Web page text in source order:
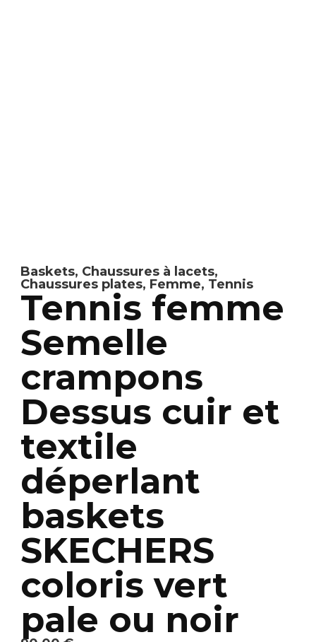
Baskets, Chaussures à lacets,
Chaussures plates, Femme, Tennis
Tennis femme
Semelle
crampons
Dessus cuir et
textile
déperlant
baskets
SKECHERS
coloris vert
pale ou noir